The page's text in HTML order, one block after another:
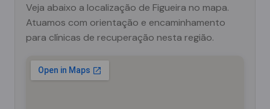
Veja abaixo a localização de Figueira no mapa.
Atuamos com orientação e encaminhamento
para clínicas de recuperação nesta região.